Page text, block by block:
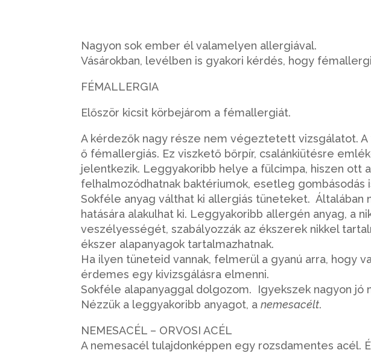
Nagyon sok ember él valamelyen allergiával.
Vásárokban, levélben is gyakori kérdés, hogy
FÉMALLERGIA
Először kicsit körbejárom a fémallergiát.
A kérdezők nagy része nem végeztetett vizsgálatot. A
ő fémallergiás. Ez viszkető bőrpír, csalánkiütésre
jelentkezik. Leggyakoribb helye a fülcimpa, hiszen ott
felhalmozódhatnak baktériumok, esetleg gombásodás
Sokféle anyag válthat ki allergiás tüneteket. Általában
hatására alakulhat ki. Leggyakoribb allergén anyag, a
veszélyességét, szabályozzák az ékszerek nikkel
ékszer alapanyagok tartalmazhatnak.
Ha ilyen tüneteid vannak, felmerül a gyanú arra, hogy
érdemes egy kivizsgálásra elmenni.
Sokféle alapanyaggal dolgozom. Igyekszek nagyon jó
Nézzük a leggyakoribb anyagot, anemesacélt.
NEMESACÉL – ORVOSI ACÉL
A nemesacél tulajdonképpen egy rozsdamentes acél.